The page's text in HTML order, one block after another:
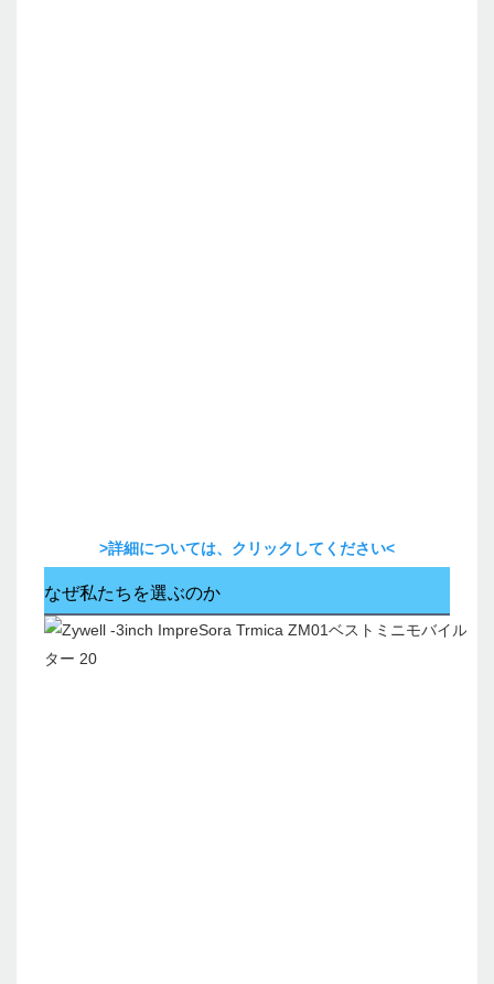
>詳細については、クリックしてください<
なぜ私たちを選ぶのか